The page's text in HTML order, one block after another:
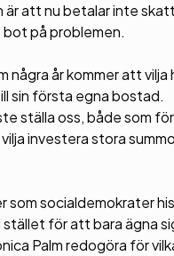
att nu betalar inte
bot på problemen.
några år kommer att
sin första egna bostad.
ställa oss, både som
investera stora
som socialdemokrater
för att bara ägna
Palm redogöra för